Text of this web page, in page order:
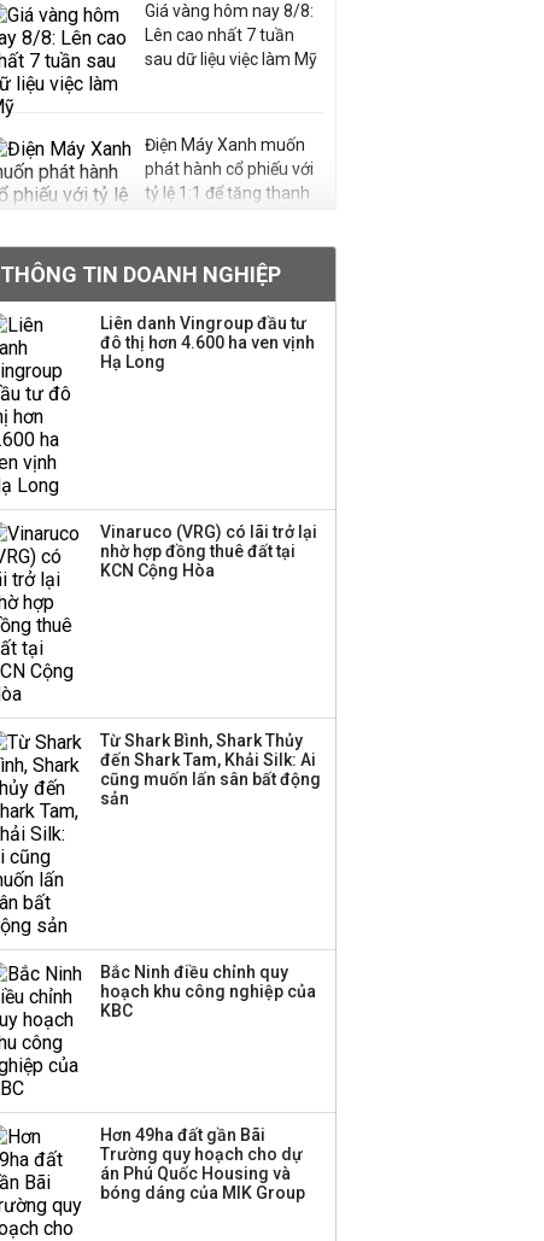
Giá vàng hôm nay 8/8:
Lên cao nhất 7 tuần
sau dữ liệu việc làm Mỹ
Điện Máy Xanh muốn
phát hành cổ phiếu với
tỷ lệ 1:1 để tăng thanh
Quy hoạch 4 khu lấn
biển ở Phú Quốc
hàng
Dự án Sheraton Phú
Huấn Hoa Hồng bỗng
dưng ‘biến mất’, một
công ty khác đã giải thể
THÔNG TIN DOANH NGHIỆP
Liên danh Vingroup đầu tư
đô thị hơn 4.600 ha ven vịnh
Hạ Long
Vinaruco (VRG) có lãi trở lại
nhờ hợp đồng thuê đất tại
KCN Cộng Hòa
Từ Shark Bình, Shark Thủy
đến Shark Tam, Khải Silk: Ai
cũng muốn lấn sân bất động
sản
Bắc Ninh điều chỉnh quy
hoạch khu công nghiệp của
KBC
Hơn 49ha đất gần Bãi
Trường quy hoạch cho dự
án Phú Quốc Housing và
bóng dáng của MIK Group